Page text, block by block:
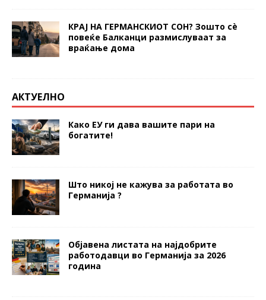
КРАЈ НА ГЕРМАНСКИОТ СОН? Зошто сè
повеќе Балканци размислуваат за
враќање дома
АКТУЕЛНО
Како ЕУ ги дава вашите пари на
богатите!
Што никој не кажува за работата во
Германија ?
Објавена листата на најдобрите
работодавци во Германија за 2026
година